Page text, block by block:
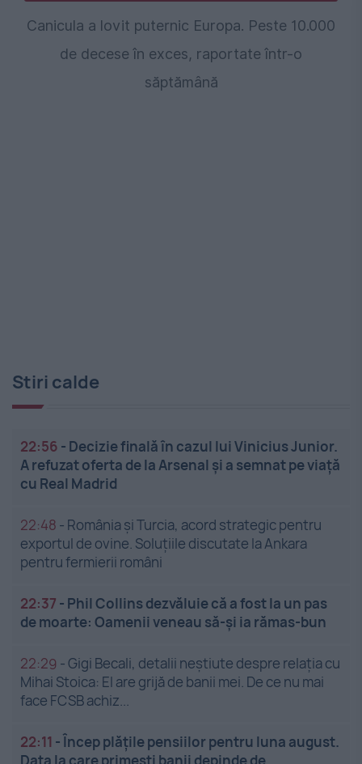
Canicula a lovit puternic Europa. Peste 10.000
de decese în exces, raportate într-o
săptămână
Stiri calde
22:56 - Decizie finală în cazul lui Vinicius Junior.
A refuzat oferta de la Arsenal și a semnat pe viață
cu Real Madrid
22:48 - România și Turcia, acord strategic pentru
exportul de ovine. Soluțiile discutate la Ankara
pentru fermierii români
22:37 - Phil Collins dezvăluie că a fost la un pas
de moarte: Oamenii veneau să-și ia rămas-bun
22:29 -Gigi Becali, detalii neștiute despre relația cu
Mihai Stoica: El are grijă de banii mei. De ce nu mai
face FCSB achiz...
22:11 -Încep plățile pensiilor pentru luna august.